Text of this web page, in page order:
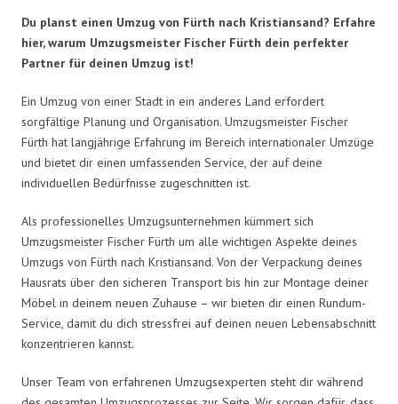
Du planst einen Umzug von Fürth nach Kristiansand? Erfahre
hier, warum Umzugsmeister Fischer Fürth dein perfekter
Partner für deinen Umzug ist!
Ein Umzug von einer Stadt in ein anderes Land erfordert
sorgfältige Planung und Organisation. Umzugsmeister Fischer
Fürth hat langjährige Erfahrung im Bereich internationaler Umzüge
und bietet dir einen umfassenden Service, der auf deine
individuellen Bedürfnisse zugeschnitten ist.
Als professionelles Umzugsunternehmen kümmert sich
Umzugsmeister Fischer Fürth um alle wichtigen Aspekte deines
Umzugs von Fürth nach Kristiansand. Von der Verpackung deines
Hausrats über den sicheren Transport bis hin zur Montage deiner
Möbel in deinem neuen Zuhause – wir bieten dir einen Rundum-
Service, damit du dich stressfrei auf deinen neuen Lebensabschnitt
konzentrieren kannst.
Unser Team von erfahrenen Umzugsexperten steht dir während